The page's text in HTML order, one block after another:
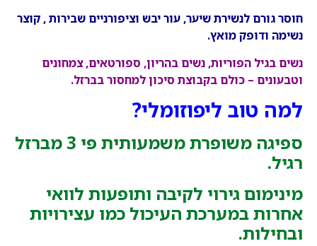
חוסר גורם לנשירת שיער, עור יבש וציפורניים שבירות , קוצר
נשימה ודופק מואץ.
נשים בגיל הפוריות, נשים בהריון, ספורטאים, צמחונים
וטבעונים – כולם בקבוצת סיכון למחסור בברזל.
למה טוב ליפוזומלי?
ספיגה משופרת משמעותית פי 3 מברזל
רגיל.
מינימום גירוי לקיבה ותופעות לוואי
אחרות במערכת העיכול כמו עצירויות
ובחילות.